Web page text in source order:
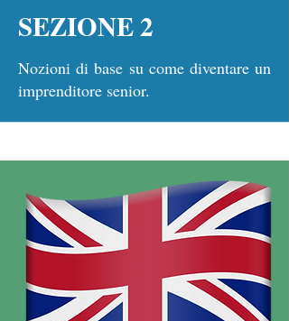
SEZIONE 2
Nozioni di base su come diventare un
imprenditore senior.